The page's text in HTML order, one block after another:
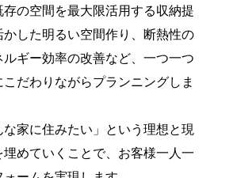
の空間を最大限活用する収納提
した明るい空間作り、断熱性の
ギー効率の改善など、一つ一つ
だわりながらプランニングしま
家に住みたい」という理想と現
めていくことで、お客様一人一